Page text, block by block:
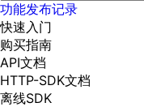
功能发布记录
快速入门
购买指南
API文档
HTTP-SDK文档
离线SDK